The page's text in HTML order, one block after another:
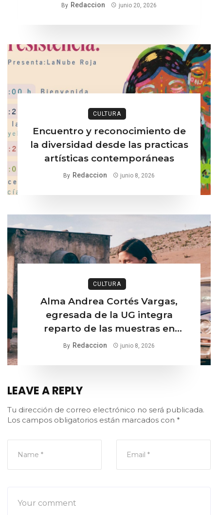
By Redaccion junio 20, 2026
CULTURA
Encuentro y reconocimiento de
la diversidad desde las practicas
artísticas contemporáneas
By Redaccion junio 8, 2026
CULTURA
Alma Andrea Cortés Vargas,
egresada de la UG integra
reparto de las muestras en
Netflix
By Redaccion junio 8, 2026
LEAVE A REPLY
Tu dirección de correo electrónico no será publicada.
Los campos obligatorios están marcados con *